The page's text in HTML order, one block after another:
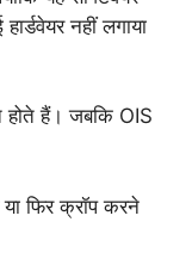
नहीं लगाया
होते हैं। जबकि OIS
या फिर क्रॉप करने